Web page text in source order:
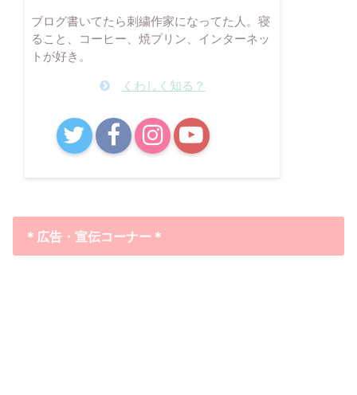
ブログ書いてたら刺繍作家になってた人。寝
ること、コーヒー、焼プリン、インターネッ
トが好き。
くわしく知る？
＊広告・宣伝コーナー＊